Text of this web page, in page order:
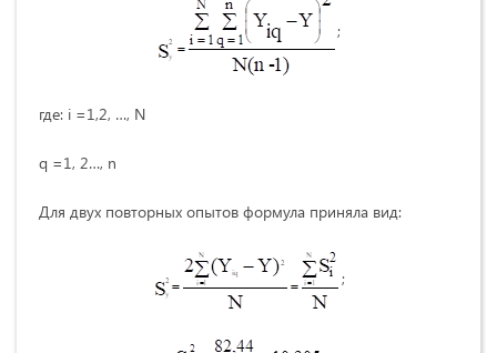
;
где: i =1,2, …, N
q =1, 2…, n
Для двух повторных опытов формула приняла вид:
;